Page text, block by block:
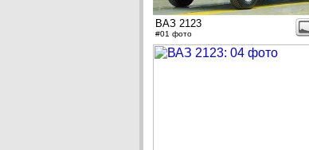
ВАЗ 2123
#01 фото